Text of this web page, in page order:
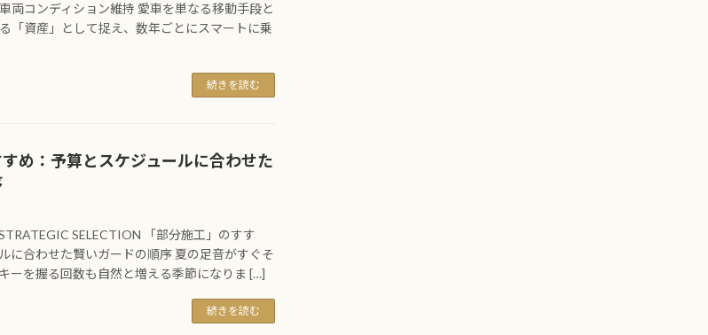
両コンディション維持 愛車を単なる移動手段と
「資産」として捉え、数年ごとにスマートに乗
続きを読む
すめ：予算とスケジュールに合わせた
SELECTION 「部分施工」のすす
に合わせた賢いガードの順序 夏の足音がすぐそ
ーを握る回数も自然と増える季節になりま […]
続きを読む